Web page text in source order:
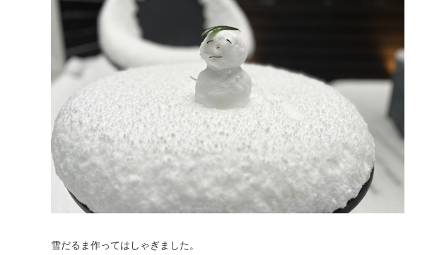
雪だるま作ってはしゃぎました。